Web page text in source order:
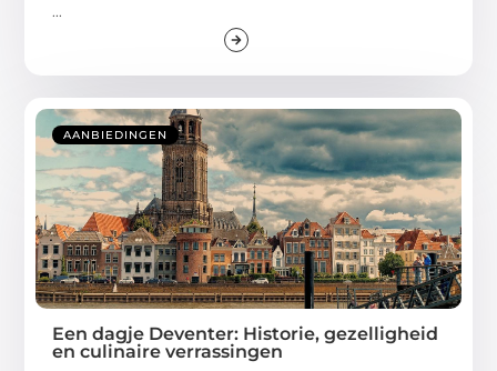
...
AANBIEDINGEN
Een dagje Deventer: Historie, gezelligheid
en culinaire verrassingen